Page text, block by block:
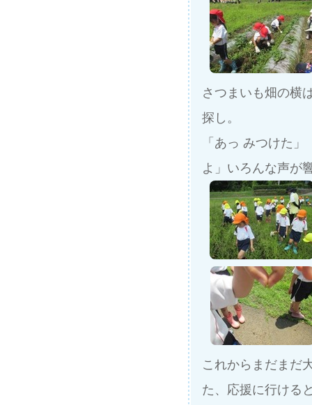
さつまいも畑の横
探し。
「あっ みつけた
よ」いろんな声が
これからまだまだ
た、応援に行ける